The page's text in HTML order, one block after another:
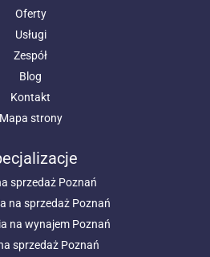
Oferty
Usługi
Zespół
Blog
Kontakt
Mapa strony
sprzedaż Poznań
na sprzedaż Poznań
na wynajem Poznań
sprzedaż Poznań